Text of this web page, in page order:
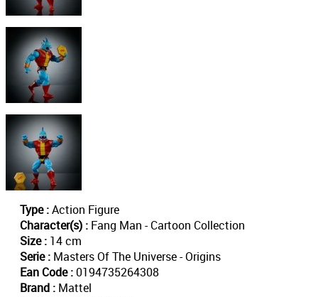
Type :Action Figure
Character(s) : Fang Man - Cartoon Collection
Size : 14 cm
Serie : Masters Of The Universe - Origins
Ean Code :0194735264308
Brand : Mattel